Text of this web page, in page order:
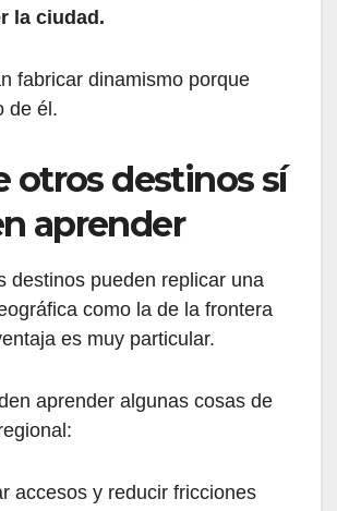
la ciudad.
fabricar dinamismo porque
de él.
otros destinos sí
aprender
destinos pueden replicar una
como la de la frontera
es muy particular.
aprender algunas cosas de
accesos y reducir fricciones